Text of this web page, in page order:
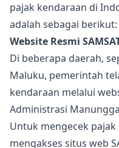
pajak kendaraan di
adalah sebagai berikut:
Website Resmi
Di beberapa daerah,
Maluku, pemerintah
kendaraan melalui
Administrasi
Untuk mengecek
mengakses situs web